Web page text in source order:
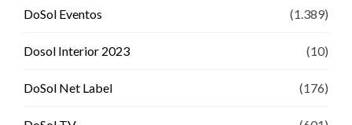
DoSol Eventos (1.389)
Dosol Interior 2023 (10)
DoSol Net Label (176)